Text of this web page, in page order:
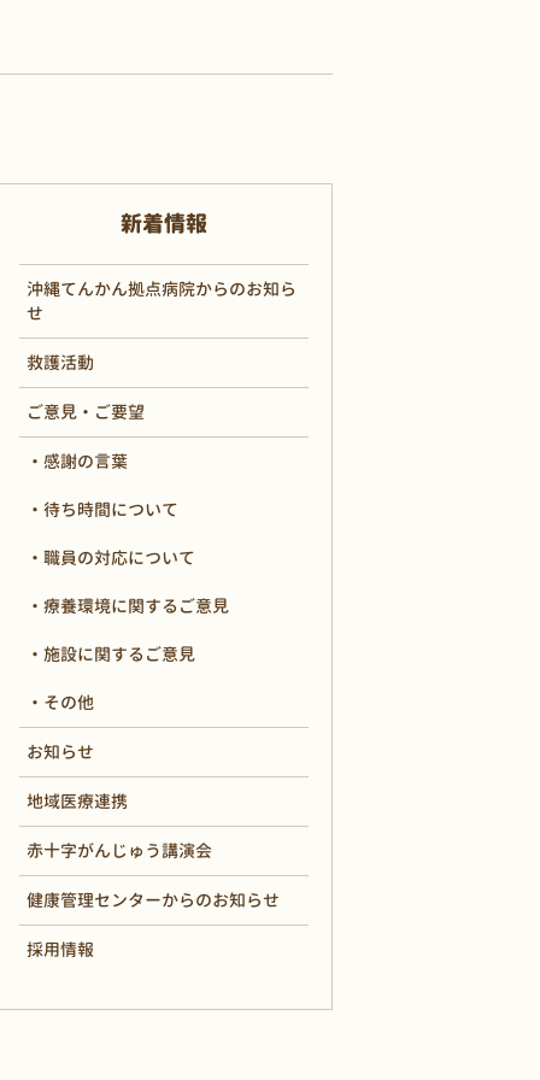
新着情報
沖縄てんかん拠点病院からのお知ら
せ
救護活動
ご意見・ご要望
感謝の言葉
待ち時間について
職員の対応について
療養環境に関するご意見
施設に関するご意見
その他
お知らせ
地域医療連携
赤十字がんじゅう講演会
健康管理センターからのお知らせ
採用情報